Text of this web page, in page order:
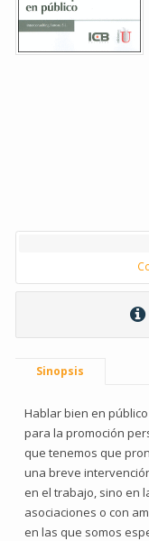
Sinopsis
Hablar bien en
para la promoción
que tenemos que
una breve
en el trabajo, sino en
asociaciones o con
en las que somos